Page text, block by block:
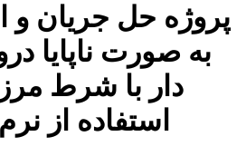
پروژه حل جریان و
به صورت ناپایا
دار با شرط
استفاده از